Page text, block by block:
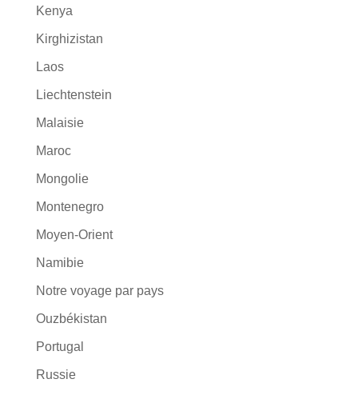
Kenya
Kirghizistan
Laos
Liechtenstein
Malaisie
Maroc
Mongolie
Montenegro
Moyen-Orient
Namibie
Notre voyage par pays
Ouzbékistan
Portugal
Russie